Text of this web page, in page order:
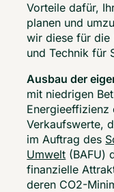
Vorteile dafür,
planen und
wir diese für die
und Technik für
Ausbau der
mit niedrigen
Energieeffizienz
Verkaufswerte,
im Auftrag des
Umwelt (BAFU)
finanzielle
deren CO2-